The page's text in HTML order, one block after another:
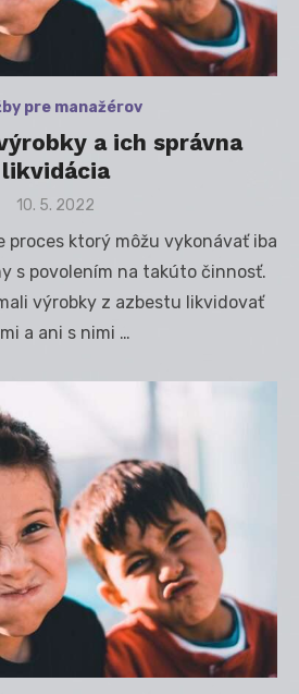
pre manažérov
a ich správna
likvidácia
Posted
10. 5. 2022
proces ktorý môžu vykonávať iba
s povolením na takúto činnosť.
výrobky z azbestu likvidovať
a ani s nimi …